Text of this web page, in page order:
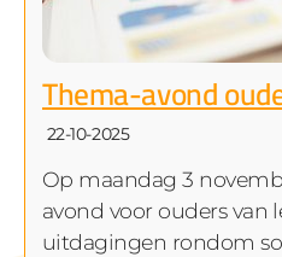
Thema-avond
22-10-2025
Op maandag 3
avond voor ouders van
uitdagingen rondom